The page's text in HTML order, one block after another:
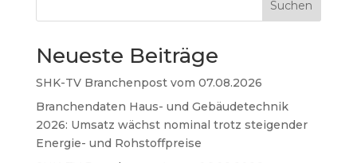
Suchen
Neueste Beiträge
SHK-TV Branchenpost vom 07.08.2026
Branchendaten Haus- und Gebäudetechnik
2026: Umsatz wächst nominal trotz steigender
Energie- und Rohstoffpreise